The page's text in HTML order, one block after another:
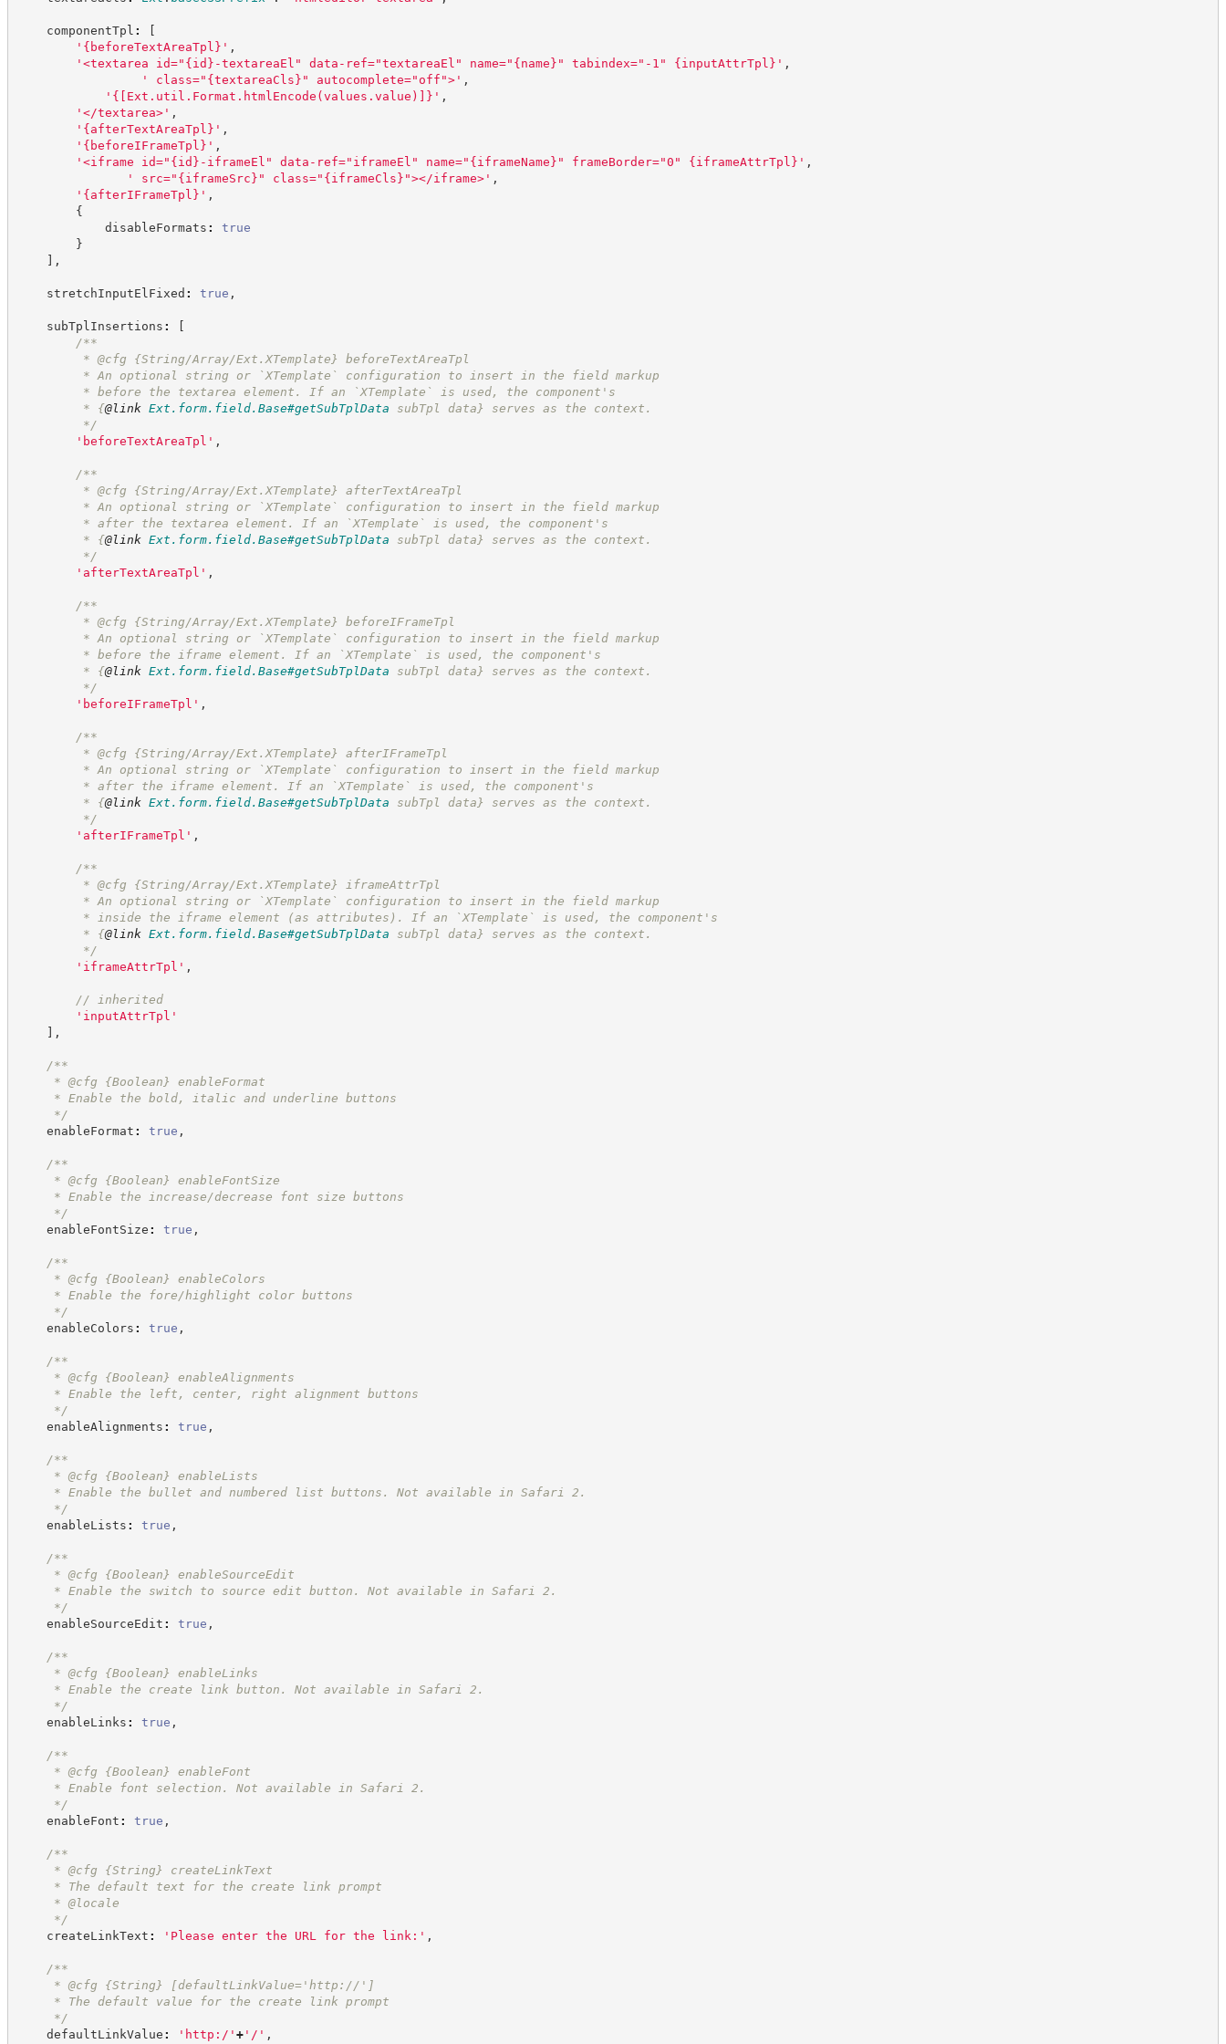
componentTpl :
[
' {beforeTextAreaTpl} ' ,
' <textarea id="{id}-textareaEl" data-ref="textareaEl" name="{name}" tabindex="-1" {inputAttrTpl} ' ,
'
class="{textareaCls}" autocomplete="off">' ,
' {[Ext.util.Format.htmlEncode(values.value)]} ' ,
' </textarea>' ,
' {afterTextAreaTpl} ' ,
' {beforeIFrameTpl} ' ,
' <iframe id="{id}-iframeEl" data-ref="iframeEl" name="{iframeName}" frameBorder="0" {iframeAttrTpl} ' ,
'
src="{iframeSrc}" class="{iframeCls}"></iframe>' ,
' {afterIFrameTpl} ' ,
{
disableFormats :
true
}
] ,
stretchInputElFixed : true ,
subTplInsertions :
[
/**
* @cfg {String/Array/Ext.XTemplate} beforeTextAreaTpl
* An optional string or `XTemplate` configuration to insert in the field markup
* before the textarea element. If an `XTemplate` is used, the component's
* {@link Ext.form.field.Base#getSubTplData subTpl data} serves as the context.
*/
' beforeTextAreaTpl ' ,
/**
* @cfg {String/Array/Ext.XTemplate} afterTextAreaTpl
* An optional string or `XTemplate` configuration to insert in the field markup
* after the textarea element. If an `XTemplate` is used, the component's
* {@link Ext.form.field.Base#getSubTplData subTpl data} serves as the context.
*/
' afterTextAreaTpl ' ,
/**
* @cfg {String/Array/Ext.XTemplate} beforeIFrameTpl
* An optional string or `XTemplate` configuration to insert in the field markup
* before the iframe element. If an `XTemplate` is used, the component's
* {@link Ext.form.field.Base#getSubTplData subTpl data} serves as the context.
*/
' beforeIFrameTpl ' ,
/**
* @cfg {String/Array/Ext.XTemplate} afterIFrameTpl
* An optional string or `XTemplate` configuration to insert in the field markup
* after the iframe element. If an `XTemplate` is used, the component's
* {@link Ext.form.field.Base#getSubTplData subTpl data} serves as the context.
*/
' afterIFrameTpl ' ,
/**
* @cfg {String/Array/Ext.XTemplate} iframeAttrTpl
* An optional string or `XTemplate` configuration to insert in the field markup
* inside the iframe element (as attributes). If an `XTemplate` is used, the component's
* {@link Ext.form.field.Base#getSubTplData subTpl data} serves as the context.
*/
' iframeAttrTpl ' ,
// inherited
' inputAttrTpl '
] ,
/**
* @cfg {Boolean}
enableFormat
* Enable the bold, italic and underline buttons
*/
enableFormat : true ,
/**
* @cfg {Boolean}
enableFontSize
* Enable the increase/decrease font size buttons
*/
enableFontSize : true ,
/**
* @cfg {Boolean}
enableColors
* Enable the fore/highlight color buttons
*/
enableColors : true ,
/**
* @cfg {Boolean}
enableAlignments
* Enable the left, center, right alignment buttons
*/
enableAlignments : true ,
/**
* @cfg {Boolean}
enableLists
* Enable the bullet and numbered list buttons. Not available in Safari 2.
*/
enableLists : true ,
/**
* @cfg {Boolean}
enableSourceEdit
* Enable the switch to source edit button. Not available in Safari 2.
*/
enableSourceEdit : true ,
/**
* @cfg {Boolean}
enableLinks
* Enable the create link button. Not available in Safari 2.
*/
enableLinks : true ,
/**
* @cfg {Boolean}
enableFont
* Enable font selection. Not available in Safari 2.
*/
enableFont : true ,
/**
* @cfg {String}
createLinkText
* The default text for the create link prompt
* @locale
*/
createLinkText : ' Please enter the URL for the link: ' ,
/**
* @cfg {String}
[defaultLinkValue='http://']
* The default value for the create link prompt
*/
defaultLinkValue : ' http:/ ' +' / ' ,